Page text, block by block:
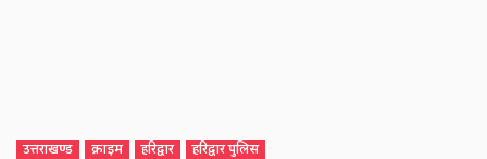
उत्तराखण्ड क्राइम हरिद्वार हरिद्वार पुलिस